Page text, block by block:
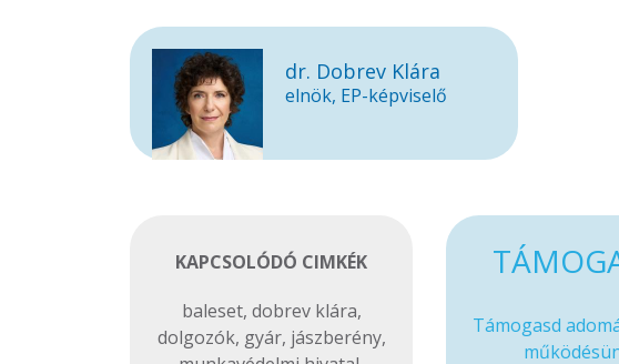
dr. Dobrev Klára
elnök, EP-képviselő
KAPCSOLÓDÓ CIMKÉK
baleset, dobrev klára,
dolgozók, gyár, jászberény,
Támogasd